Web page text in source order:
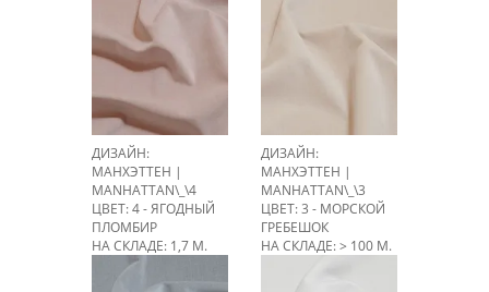
ДИЗАЙН:
МАНХЭТТЕН |
MANHATTAN\_\4
ЦВЕТ: 4 - ЯГОДНЫЙ
ПЛОМБИР
НА СКЛАДЕ: 1,7 М.
ДИЗАЙН:
МАНХЭТТЕН |
MANHATTAN\_\3
ЦВЕТ: 3 - МОРСКОЙ
ГРЕБЕШОК
НА СКЛАДЕ: > 100 М.